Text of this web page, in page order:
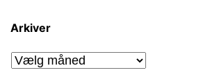
Arkiver
Arkiver